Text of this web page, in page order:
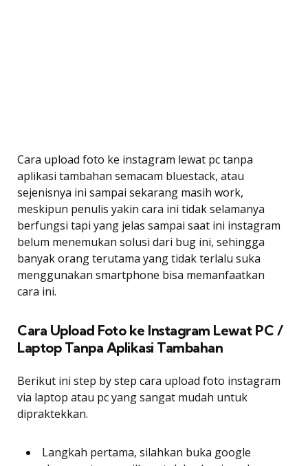
Cara upload foto ke instagram lewat pc tanpa
aplikasi tambahan semacam bluestack, atau
sejenisnya ini sampai sekarang masih work,
meskipun penulis yakin cara ini tidak selamanya
berfungsi tapi yang jelas sampai saat ini instagram
belum menemukan solusi dari bug ini, sehingga
banyak orang terutama yang tidak terlalu suka
menggunakan smartphone bisa memanfaatkan
cara ini.
Cara Upload Foto ke Instagram Lewat PC /
Laptop Tanpa Aplikasi Tambahan
Berikut ini step by step cara upload foto instagram
via laptop atau pc yang sangat mudah untuk
dipraktekkan.
Langkah pertama, silahkan buka google